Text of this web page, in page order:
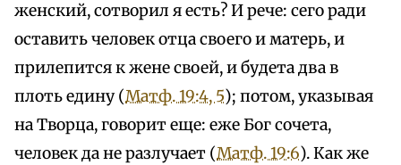
женский, сотворил я есть? И рече: сего ради
оставить человек отца своего и матерь, и
прилепится к жене своей, и будета два в
плоть едину (Матф. 19:4, 5); потом, указывая
на Творца, говорит еще: еже Бог сочета,
человек да не разлучает (Матф. 19:6). Как же